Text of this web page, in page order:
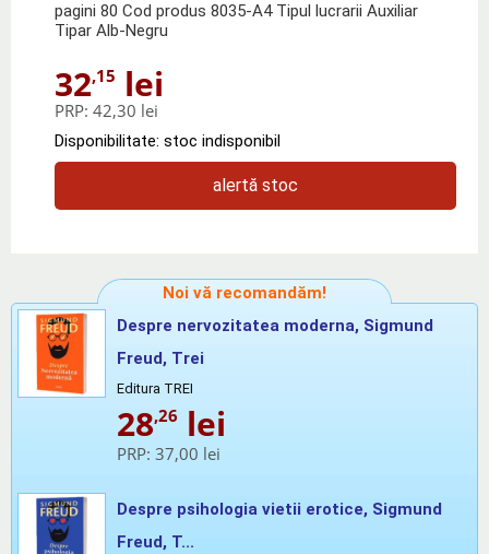
pagini 80 Cod produs 8035-A4 Tipul lucrarii Auxiliar
Tipar Alb-Negru
32,15 lei
PRP: 42,30 lei
Disponibilitate: stoc indisponibil
alertă stoc
Noi vă recomandăm!
Despre nervozitatea moderna, Sigmund
Freud, Trei
Editura TREI
28,26 lei
PRP: 37,00 lei
Despre psihologia vietii erotice, Sigmund
Freud, T...